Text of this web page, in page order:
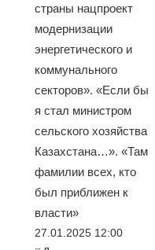
страны нацпроект
модернизации
энергетического и
коммунального
секторов». «Если бы
я стал министром
сельского хозяйства
Казахстана…». «Там
фамилии всех, кто
был приближен к
власти»
27.01.2025 12:00